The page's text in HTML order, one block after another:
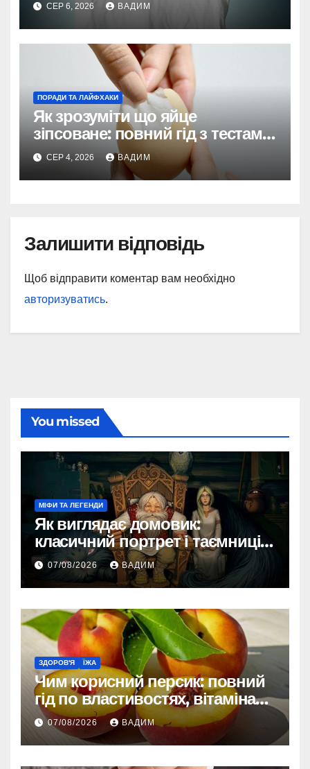
СЕР 6, 2026 ВАДИМ
ПОРАДИ ТА ЛАЙФХАКИ
Як зрозуміти що яйце
зіпсоване: повний гід з тестами
та поясненнями
СЕР 4, 2026 ВАДИМ
Залишити відповідь
Щоб відправити коментар вам необхідно
авторизуватись.
You missed
МІФИ ТА ЛЕГЕНДИ
Як виглядає домовик:
класичний портрет і таємниці
зовнішності
07/08/2026 ВАДИМ
ЗДОРОВ'Я ЇЖА
Чим корисний персик: повний
гід по властивостях, вітамінах і
впливі на організм
07/08/2026 ВАДИМ